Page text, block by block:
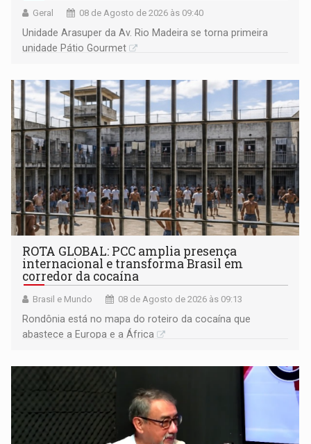
Geral 08 de Agosto de 2026 às 09:40
Unidade Arasuper da Av. Rio Madeira se torna primeira
unidade Pátio Gourmet
ROTA GLOBAL: PCC amplia presença
internacional e transforma Brasil em
corredor da cocaína
Brasil e Mundo 08 de Agosto de 2026 às 09:13
Rondônia está no mapa do roteiro da cocaína que
abastece a Europa e a África